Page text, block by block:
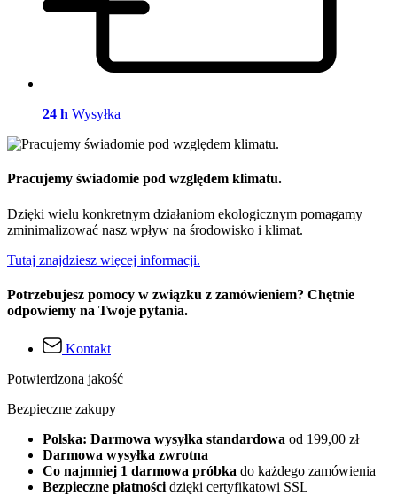
24 h Wysyłka
Pracujemy świadomie pod względem klimatu.
Dzięki wielu konkretnym działaniom ekologicznym pomagamy
zminimalizować nasz wpływ na środowisko i klimat.
Tutaj znajdziesz więcej informacji.
Potrzebujesz pomocy w związku z zamówieniem? Chętnie
odpowiemy na Twoje pytania.
Kontakt
Potwierdzona jakość
Bezpieczne zakupy
Polska: Darmowa wysyłka standardowa od 199,00 zł
Darmowa wysyłka zwrotna
Co najmniej 1 darmowa próbka do każdego zamówienia
Bezpieczne płatności dzięki certyfikatowi SSL